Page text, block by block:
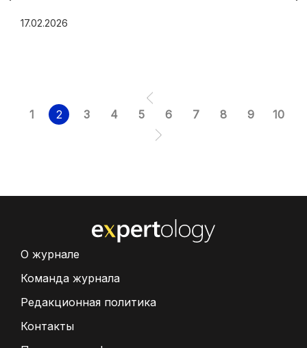
17.02.2026
1 2 3 4 5 6 7 8 9 10
О журнале
Команда журнала
Редакционная политика
Контакты